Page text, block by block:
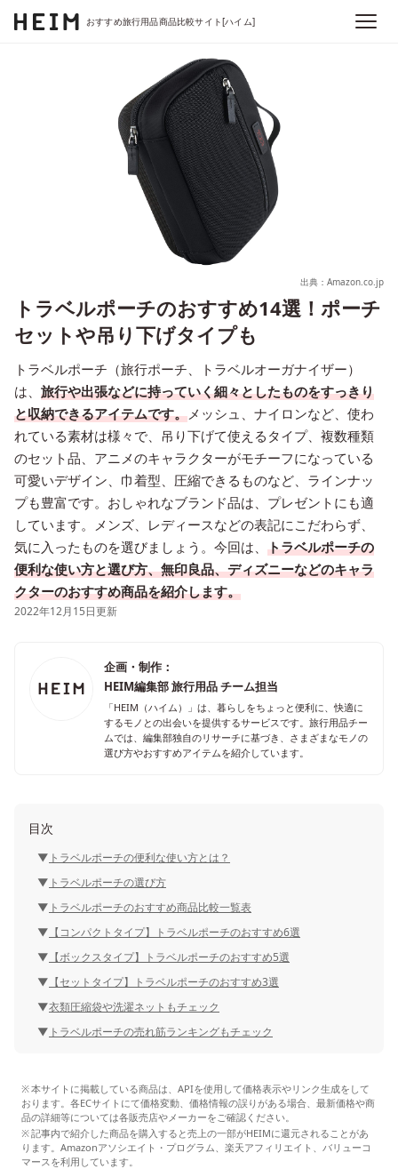
おすすめ旅行用品商品比較サイト[ハイム]
出典：Amazon.co.jp
トラベルポーチのおすすめ14選！ポーチ
セットや吊り下げタイプも
トラベルポーチ（旅行ポーチ、トラベルオーガナイザー）
は、 旅行や出張などに持っていく細々としたものをすっきり
と収納できるアイテムです。メッシュ、ナイロンなど、使わ
れている素材は様々で、吊り下げて使えるタイプ、複数種類
のセット品、アニメのキャラクターがモチーフになっている
可愛いデザイン、巾着型、圧縮できるものなど、ラインナッ
プも豊富です。おしゃれなブランド品は、プレゼントにも適
しています。メンズ、レディースなどの表記にこだわらず、
気に入ったものを選びましょう。今回は、 トラベルポーチの
便利な使い方と選び方、無印良品、ディズニーなどのキャラ
クターのおすすめ商品を紹介します。
2022年12月15日更新
企画・制作：
HEIM編集部 旅行用品 チーム担当
「HEIM（ハイム）」は、暮らしをちょっと便利に、快適に
するモノとの出会いを提供するサービスです。旅行用品チー
ムでは、編集部独自のリサーチに基づき、さまざまなモノの
選び方やおすすめアイテムを紹介しています。
目次
トラベルポーチの便利な使い方とは？
トラベルポーチの選び方
トラベルポーチのおすすめ商品比較一覧表
【コンパクトタイプ】トラベルポーチのおすすめ6選
【ボックスタイプ】トラベルポーチのおすすめ5選
【セットタイプ】トラベルポーチのおすすめ3選
衣類圧縮袋や洗濯ネットもチェック
トラベルポーチの売れ筋ランキングもチェック
本サイトに掲載している商品は、APIを使用して価格表示やリンク生成をして
おります。各ECサイトにて価格変動、価格情報の誤りがある場合、最新価格や商
品の詳細等については各販売店やメーカーをご確認ください。
記事内で紹介した商品を購入すると売上の一部がHEIMに還元されることがあ
ります。Amazonアソシエイト・プログラム、楽天アフィリエイト、バリューコ
マースを利用しています。